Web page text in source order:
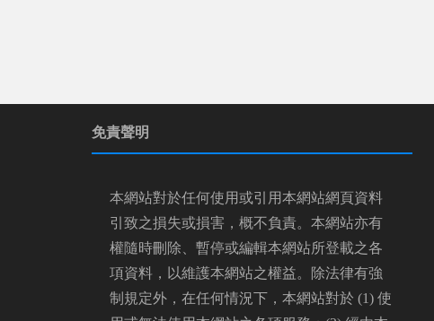
免責聲明
本網站對於任何使用或引用本網站網頁資料
引致之損失或損害，概不負責。本網站亦有
權隨時刪除、暫停或編輯本網站所登載之各
項資料，以維護本網站之權益。除法律有強
制規定外，在任何情況下，本網站對於 (1) 使